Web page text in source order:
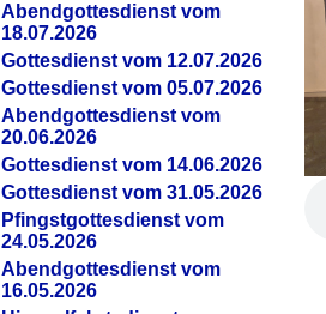
Abendgottesdienst vom
18.07.2026
Gottesdienst vom 12.07.2026
Gottesdienst vom 05.07.2026
Abendgottesdienst vom
20.06.2026
Gottesdienst vom 14.06.2026
Gottesdienst vom 31.05.2026
Pfingstgottesdienst vom
24.05.2026
Abendgottesdienst vom
16.05.2026